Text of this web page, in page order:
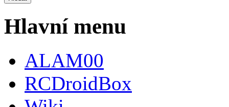
Hlavní menu
ALAM00
RCDroidBox